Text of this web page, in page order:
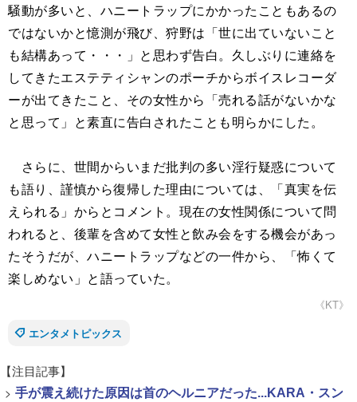
騒動が多いと、ハニートラップにかかったこともあるの
ではないかと憶測が飛び、狩野は「世に出ていないこと
も結構あって・・・」と思わず告白。久しぶりに連絡を
してきたエステティシャンのポーチからボイスレコーダ
ーが出てきたこと、その女性から「売れる話がないかな
と思って」と素直に告白されたことも明らかにした。
さらに、世間からいまだ批判の多い淫行疑惑について
も語り、謹慎から復帰した理由については、「真実を伝
えられる」からとコメント。現在の女性関係について問
われると、後輩を含めて女性と飲み会をする機会があっ
たそうだが、ハニートラップなどの一件から、「怖くて
楽しめない」と語っていた。
《KT》
エンタメトピックス
【注目記事】
> 手が震え続けた原因は首のヘルニアだった...KARA・スン